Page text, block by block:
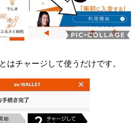
はチャージして使うだけです。